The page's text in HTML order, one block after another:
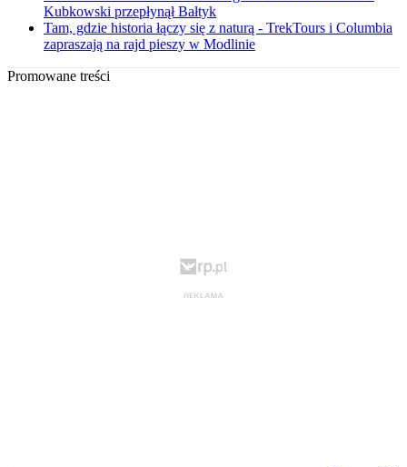
Kubkowski przepłynął Bałtyk
Tam, gdzie historia łączy się z naturą - TrekTours i Columbia
zapraszają na rajd pieszy w Modlinie
Promowane treści